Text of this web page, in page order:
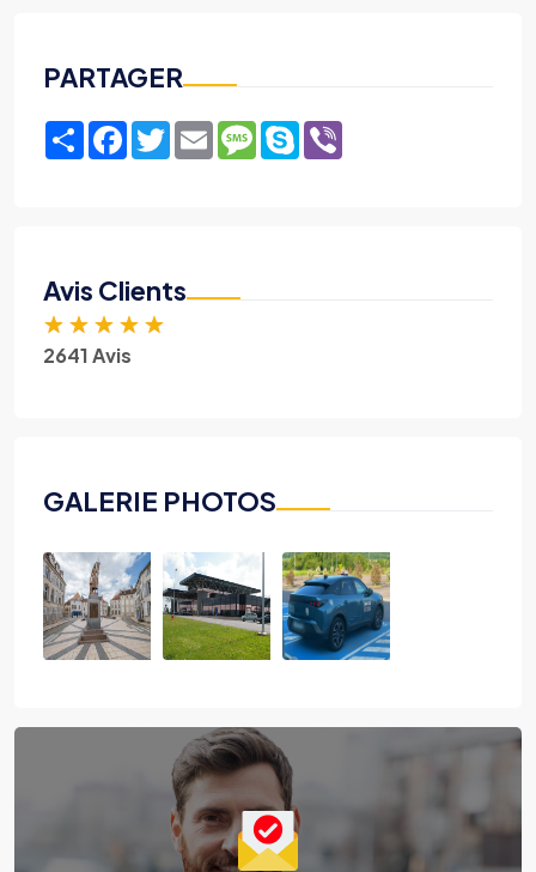
PARTAGER
ShareFacebook
TwitterEmailMessage
Skype
Avis Clients
★ ★ ★ ★ ★
2641 Avis
GALERIE PHOTOS